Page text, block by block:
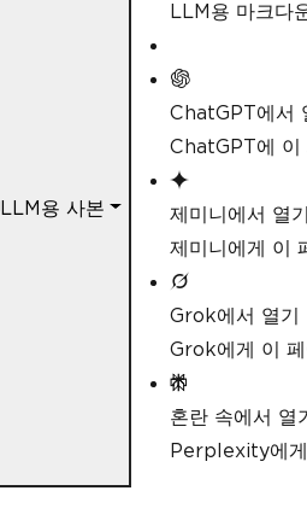
LLM용 사본
LLM용 마크다
ChatGPT에서
ChatGPT에 이
제미니에서 열기
제미니에게 이
Grok에서 열기
Grok에게 이
혼란 속에서 열
Perplexity에게